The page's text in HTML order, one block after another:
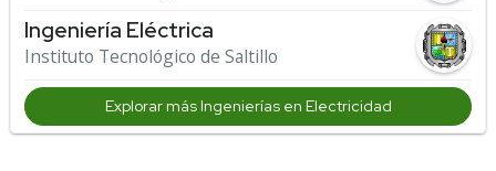
Ingeniería Eléctrica
Instituto Tecnológico de Saltillo
Explorar más Ingenierías en Electricidad